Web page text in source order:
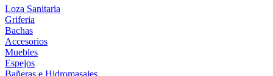
Loza Sanitaria
Griferia
Bachas
Accesorios
Muebles
Espejos
Bañeras e Hidromasajes